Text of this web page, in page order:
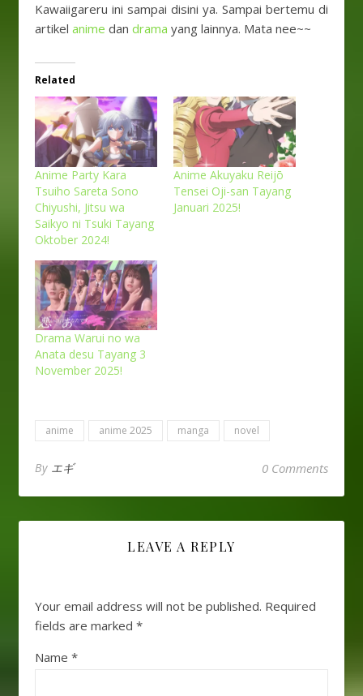
Kawaiigareru ini sampai disini ya. Sampai bertemu di
artikel anime dan drama yang lainnya. Mata nee~~
Related
Anime Party Kara
Tsuiho Sareta Sono
Chiyushi, Jitsu wa
Saikyo ni Tsuki Tayang
Oktober 2024!
Anime Akuyaku Reijō
Tensei Oji-san Tayang
Januari 2025!
Drama Warui no wa
Anata desu Tayang 3
November 2025!
anime anime 2025 manga novel
By エギ 0 Comments
LEAVE A REPLY
Your email address will not be published. Required
fields are marked *
Name *